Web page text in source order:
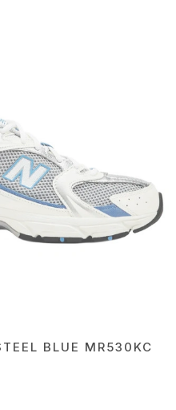
BLUE MR530KC